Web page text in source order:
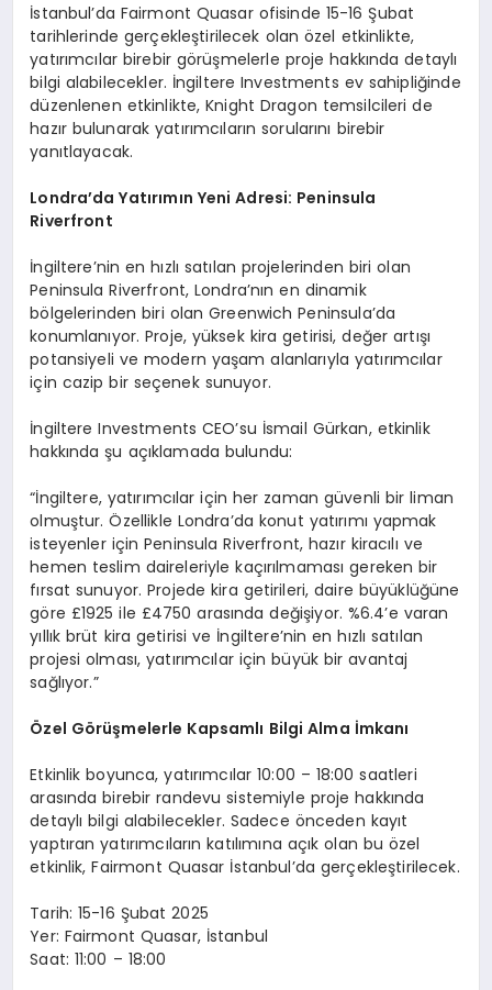
İstanbul’da Fairmont Quasar ofisinde 15-16 Şubat
tarihlerinde gerçekleştirilecek olan özel etkinlikte,
yatırımcılar birebir görüşmelerle proje hakkında detaylı
bilgi alabilecekler. İngiltere Investments ev sahipliğinde
düzenlenen etkinlikte, Knight Dragon temsilcileri de
hazır bulunarak yatırımcıların sorularını birebir
yanıtlayacak.
Londra’da Yatırımın Yeni Adresi: Peninsula
Riverfront
İngiltere’nin en hızlı satılan projelerinden biri olan
Peninsula Riverfront, Londra’nın en dinamik
bölgelerinden biri olan Greenwich Peninsula’da
konumlanıyor. Proje, yüksek kira getirisi, değer artışı
potansiyeli ve modern yaşam alanlarıyla yatırımcılar
için cazip bir seçenek sunuyor.
İngiltere Investments CEO’su İsmail Gürkan, etkinlik
hakkında şu açıklamada bulundu:
“İngiltere, yatırımcılar için her zaman güvenli bir liman
olmuştur. Özellikle Londra’da konut yatırımı yapmak
isteyenler için Peninsula Riverfront, hazır kiracılı ve
hemen teslim daireleriyle kaçırılmaması gereken bir
fırsat sunuyor. Projede kira getirileri, daire büyüklüğüne
göre £1925 ile £4750 arasında değişiyor. %6.4’e varan
yıllık brüt kira getirisi ve İngiltere’nin en hızlı satılan
projesi olması, yatırımcılar için büyük bir avantaj
sağlıyor.”
Özel Görüşmelerle Kapsamlı Bilgi Alma İmkanı
Etkinlik boyunca, yatırımcılar 10:00 – 18:00 saatleri
arasında birebir randevu sistemiyle proje hakkında
detaylı bilgi alabilecekler. Sadece önceden kayıt
yaptıran yatırımcıların katılımına açık olan bu özel
etkinlik, Fairmont Quasar İstanbul’da gerçekleştirilecek.
Tarih: 15-16 Şubat 2025
Yer: Fairmont Quasar, İstanbul
Saat: 11:00 – 18:00